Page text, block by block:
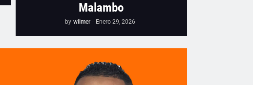
Malambo
by wilmer - Enero 29, 2026